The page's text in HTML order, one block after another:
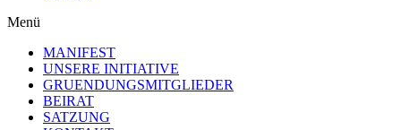
Menü
MANIFEST
UNSERE INITIATIVE
GRUENDUNGSMITGLIEDER
BEIRAT
SATZUNG